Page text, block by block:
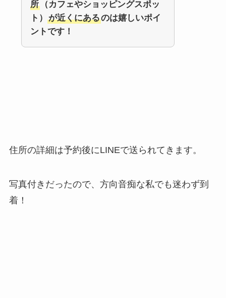
所（カフェやショッピングスポッ
ト）
が近くにあるのは嬉しいポイ
ントです！
住所の詳細は予約後にLINEで送られてきます。
写真付きだったので、方向音痴な私でも迷わず到
着！